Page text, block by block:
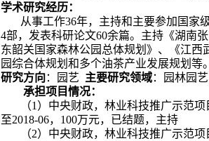
学术研究经历：
从事工作36年，主持和主要参加国家
4部，发表科研论文60余篇。主持《湖南
东韶关国家森林公园总体规划》、《江西
园综合体规划和多个油茶产业发展规划等。
研究方向 ：园艺 主要研究领域：园林园
承担项目情况：
（1 ）中央财政，林业科技推广示范项
至2018-06， 100万元，已结题，主持
（2）中央财政，林业科技推广示范项